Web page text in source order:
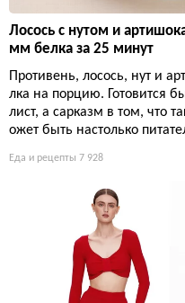
Лосось с нутом и
мм белка за 25 минут
Противень, лосось, нут и
лка на порцию. Готовится
лист, а сарказм в том, что
ожет быть настолько
Еда и рецепты 7 928